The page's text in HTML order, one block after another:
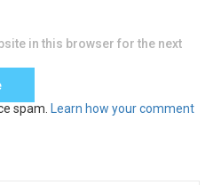
in this browser for the next
spam. Learn how your comment